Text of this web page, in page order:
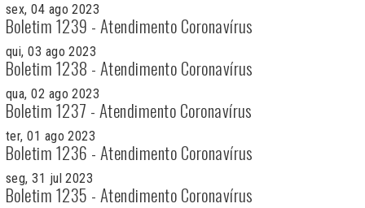
sex, 04 ago 2023
Boletim 1239 - Atendimento Coronavírus
qui, 03 ago 2023
Boletim 1238 - Atendimento Coronavírus
qua, 02 ago 2023
Boletim 1237 - Atendimento Coronavírus
ter, 01 ago 2023
Boletim 1236 - Atendimento Coronavírus
seg, 31 jul 2023
Boletim 1235 - Atendimento Coronavírus